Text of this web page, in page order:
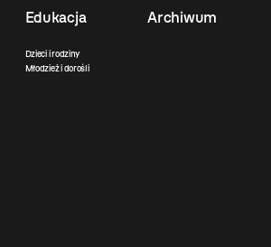
Edukacja
Dzieci i rodziny
Młodzież i dorośli
Archiwum